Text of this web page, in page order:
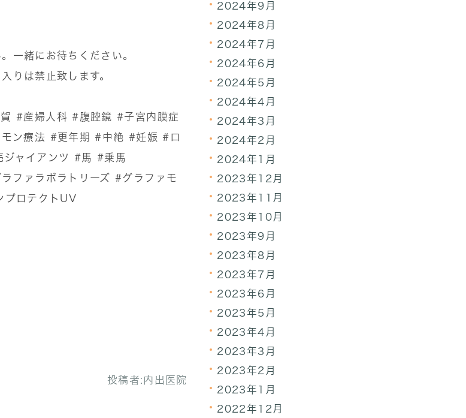
一緒にお待ちください。
りは禁止致します。
#産婦人科 #腹腔鏡 #子宮内膜症
ン療法 #更年期 #中絶 #妊娠 #ロ
ジャイアンツ #馬
#乗馬
ファラボラトリーズ #グラファモ
プロテクトUV
投稿者:内出医院
2024年9月
2024年8月
2024年7月
2024年6月
2024年5月
2024年4月
2024年3月
2024年2月
2024年1月
2023年12月
2023年11月
2023年10月
2023年9月
2023年8月
2023年7月
2023年6月
2023年5月
2023年4月
2023年3月
2023年2月
2023年1月
2022年12月